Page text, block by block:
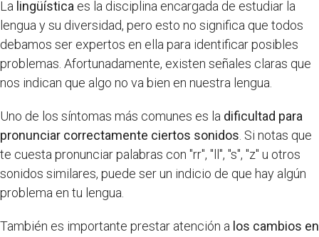
La lingüística es la disciplina encargada de estudiar la
lengua y su diversidad, pero esto no significa que todos
debamos ser expertos en ella para identificar posibles
problemas. Afortunadamente, existen señales claras que
nos indican que algo no va bien en nuestra lengua.
Uno de los síntomas más comunes es la dificultad para
pronunciar correctamente ciertos sonidos . Si notas que
te cuesta pronunciar palabras con "rr", "ll", "s", "z" u otros
sonidos similares, puede ser un indicio de que hay algún
problema en tu lengua.
También es importante prestar atención a los cambios en